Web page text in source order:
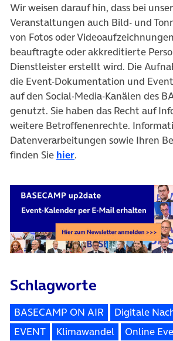
Wir weisen darauf hin, dass bei
Veranstaltungen auch Bild- und
von Fotos oder
beauftragte oder akkreditierte
Dienstleister erstellt wird. Die
die Event-Dokumentation und
auf den Social-Media-Kanälen des
genutzt. Sie haben das Recht auf
weitere Betroffenenrechte.
Datenverarbeitungen sowie Ihren
finden Sie hier.
Schlagworte
BASECAMP ON AIR
Digitale
EVENT
Klimawandel
Online